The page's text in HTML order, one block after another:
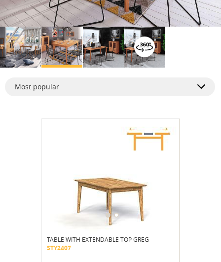
Most popular
TABLE WITH EXTENDABLE TOP GREG
STY2407